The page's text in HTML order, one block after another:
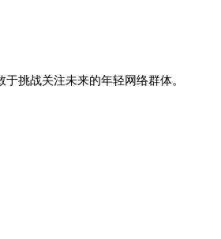
挑战关注未来的年轻网络群体。